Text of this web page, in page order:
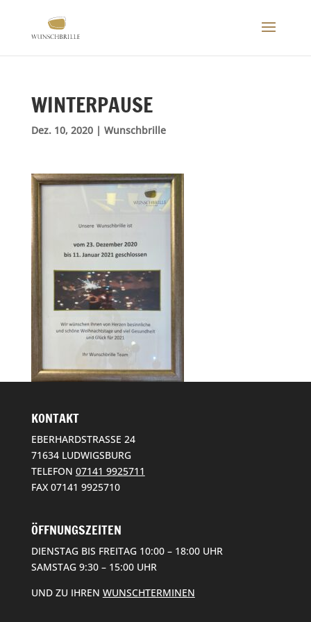
WINTERPAUSE
Dez. 10, 2020| Wunschbrille
KONTAKT
EBERHARDSTRASSE 24
71634 LUDWIGSBURG
TELEFON 07141 9925711
FAX 07141 9925710
ÖFFNUNGSZEITEN
DIENSTAG BIS FREITAG 10:00 – 18:00 UHR
SAMSTAG 9:30 – 15:00 UHR
UND ZU IHREN WUNSCHTERMINEN